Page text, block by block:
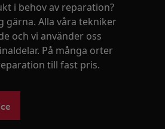
i behov av reparation?
gärna. Alla våra tekniker
och vi använder oss
På många orter
till fast pris.